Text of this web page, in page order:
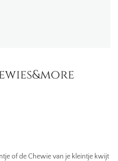
of de Chewie van je kleintje kwijt